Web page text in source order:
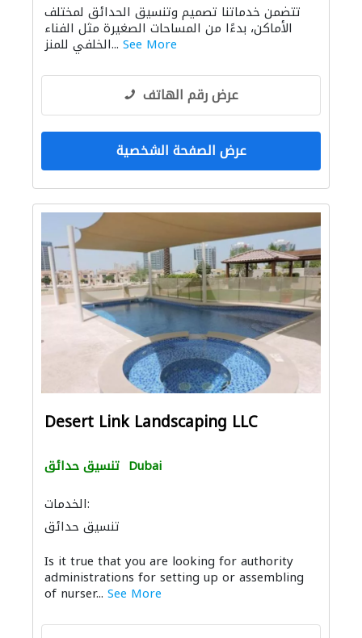
الصيانة الكهربائية صيانة المنازل
الصيانة المعلوماتية صيانة السفن
صيانة المباني
تتضمن خدماتنا تصميم وتنسيق الحدائق لمختلف
الأماكن، بدءًا من المساحات الصغيرة مثل الفناء
الخلفي للمنز... See More
عرض رقم الهاتف
عرض الصفحة الشخصية
Desert Link Landscaping LLC
تنسيق حدائق Dubai
الخدمات:
تنسيق حدائق
Is it true that you are looking for authority
administrations for setting up or assembling
of nurser... See More